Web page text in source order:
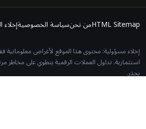
HTML Sitemapمن نحنسياسة الخصوصيةإخلاء
إخلاء مسؤولية: محتوى هذا الموقع لأغراض
استثمارية. تداول العملات الرقمية ينطوي على مخاطر
بحذر.